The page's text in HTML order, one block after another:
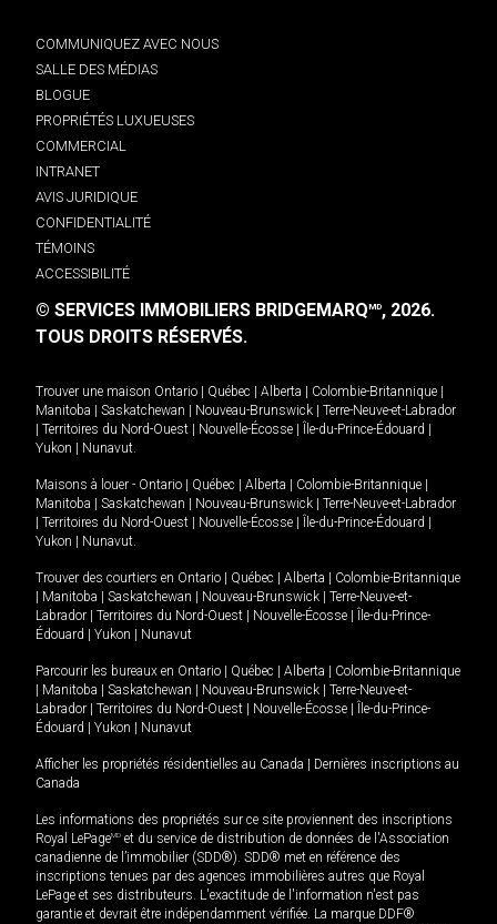
COMMUNIQUEZ AVEC NOUS
SALLE DES MÉDIAS
BLOGUE
PROPRIÉTÉS LUXUEUSES
COMMERCIAL
INTRANET
AVIS JURIDIQUE
CONFIDENTIALITÉ
TÉMOINS
ACCESSIBILITÉ
© SERVICES IMMOBILIERS BRIDGEMARQMD, 2026.
TOUS DROITS RÉSERVÉS.
Trouver une maison Ontario Québec Alberta Colombie-Britannique
Manitoba
Saskatchewan Nouveau-Brunswick
Terre-Neuve-et-Labrador
Territoires du Nord-Ouest Nouvelle-Écosse Île-du-Prince-Édouard
Yukon
Nunavut.
Maisons à louer - Ontario Québec Alberta Colombie-Britannique
Manitoba
Saskatchewan Nouveau-Brunswick
Terre-Neuve-et-Labrador
Territoires du Nord-Ouest Nouvelle-Écosse Île-du-Prince-Édouard
Yukon
Nunavut.
Trouver des courtiers en Ontario Québec Alberta
Colombie-Britannique
Manitoba Saskatchewan Nouveau-Brunswick
Terre-Neuve-et-
Labrador
Territoires du Nord-Ouest Nouvelle-Écosse
Île-du-Prince-
Édouard
Yukon Nunavut
Parcourir les bureaux en Ontario Québec Alberta
Colombie-Britannique
Manitoba Saskatchewan Nouveau-Brunswick
Terre-Neuve-et-
Labrador
Territoires du Nord-Ouest Nouvelle-Écosse
Île-du-Prince-
Édouard
Yukon Nunavut
Afficher les propriétés résidentielles au Canada
Dernières inscriptions au
Canada
Les informations des propriétés sur ce site proviennent des inscriptions
Royal LePageMD et du service de distribution de données de l'Association
canadienne de l’immobilier (SDD®). SDD® met en référence des
inscriptions tenues par des agences immobilières autres que Royal
LePage et ses distributeurs. L'exactitude de l'information n'est pas
garantie et devrait être indépendamment vérifiée. La marque DDF®